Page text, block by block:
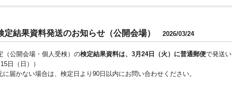
結果資料発送のお知らせ（公開会場） 2026/03/24
公開会場・個人受検）の検定結果資料は、3月24日（火）に普通郵便で発送い
日（日））
届かない場合は、検定日より90日以内にお問い合わせください。